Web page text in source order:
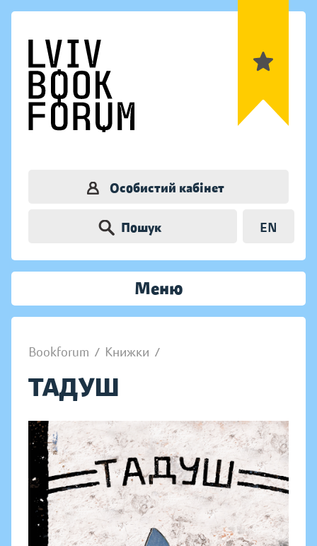
Особистий кабінет
Пошук EN
Меню
Bookforum / Книжки /
ТАДУШ